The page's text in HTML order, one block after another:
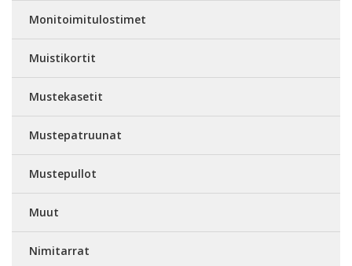
Monitoimitulostimet
Muistikortit
Mustekasetit
Mustepatruunat
Mustepullot
Muut
Nimitarrat